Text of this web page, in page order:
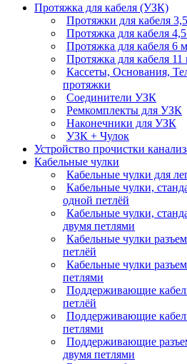
Протяжка для кабеля (УЗК)
Протяжки для кабеля
Протяжка для кабеля
Протяжка для кабеля 6
Протяжка для кабеля
Кассеты, Основания,
протяжки
Соединители УЗК
Ремкомплекты для УЗК
Наконечники для УЗК
УЗК + Чулок
Устройство прочистки
Кабельные чулки
Кабельные чулки для
Кабельные чулки,
одной петлёй
Кабельные чулки,
двумя петлями
Кабельные чулки
петлёй
Кабельные чулки
петлями
Поддерживающие
петлёй
Поддерживающие
петлями
Поддерживающие
двумя петлями